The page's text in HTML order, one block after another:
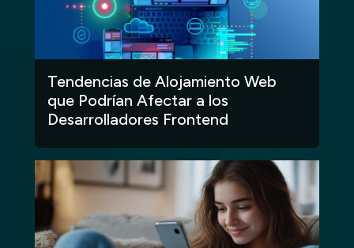
Tendencias de Alojamiento Web
que Podrían Afectar a los
Desarrolladores Frontend